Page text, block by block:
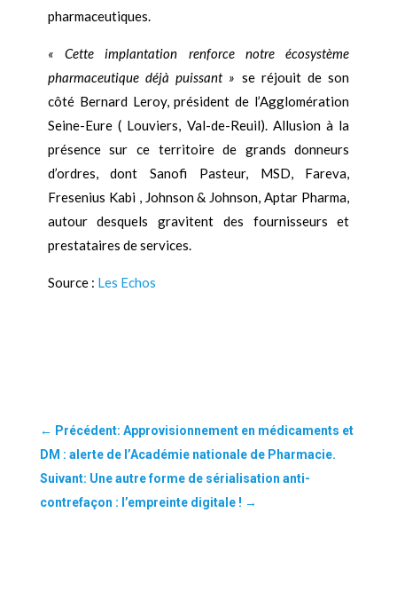
pharmaceutiques.
« Cette implantation renforce notre écosystème
pharmaceutique déjà puissant » se réjouit de son
côté Bernard Leroy, président de l’Agglomération
Seine-Eure ( Louviers, Val-de-Reuil). Allusion à la
présence sur ce territoire de grands donneurs
d’ordres, dont Sanofi Pasteur, MSD, Fareva,
Fresenius Kabi , Johnson & Johnson, Aptar Pharma,
autour desquels gravitent des fournisseurs et
prestataires de services.
Source : Les Echos
← Précédent: Approvisionnement en médicaments et
DM : alerte de l’Académie nationale de Pharmacie.
Suivant: Une autre forme de sérialisation anti-
contrefaçon : l’empreinte digitale ! →